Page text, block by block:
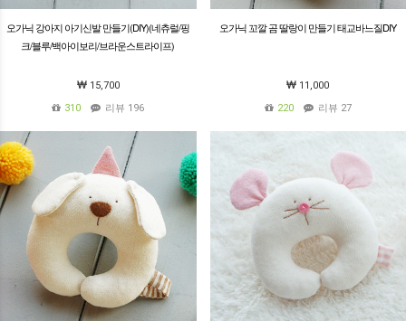
오가닉 강아지 아기신발 만들기(DIY)(네츄럴/핑
크/블루/백아이보리/브라운스트라이프)
15,700
310
리뷰 196
오가닉 꼬깔 곰 딸랑이 만들기 태교바느질DIY
11,000
220
리뷰 27